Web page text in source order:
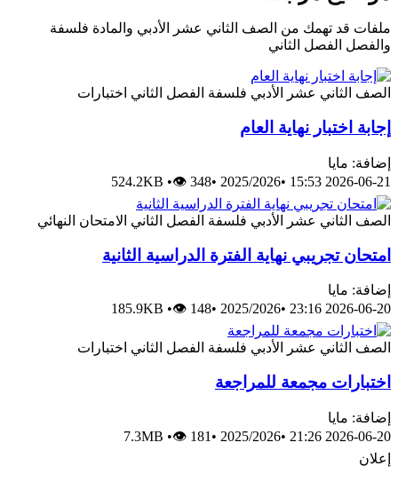
ملفات قد تهمك من الصف الثاني عشر الأدبي والمادة فلسفة
والفصل الفصل الثاني
الصف الثاني عشر الأدبي فلسفة الفصل الثاني اختبارات
إجابة اختبار نهاية العام
إضافة: مايا
2026-06-21 15:53
•
2025/2026
•
524.2KB •👁 348
الصف الثاني عشر الأدبي فلسفة الفصل الثاني الامتحان النهائي
امتحان تجريبي نهاية الفترة الدراسية الثانية
إضافة: مايا
2026-06-20 23:16
•
2025/2026
•
185.9KB •👁 148
الصف الثاني عشر الأدبي فلسفة الفصل الثاني اختبارات
اختبارات مجمعة للمراجعة
إضافة: مايا
2026-06-20 21:26
•
2025/2026
•
7.3MB •👁 181
إعلان